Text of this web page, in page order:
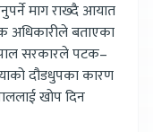
माग राख्दै आयात
अधिकारीले बताएका
सरकारले पटक–
दौडधुपका कारण
खोप दिन